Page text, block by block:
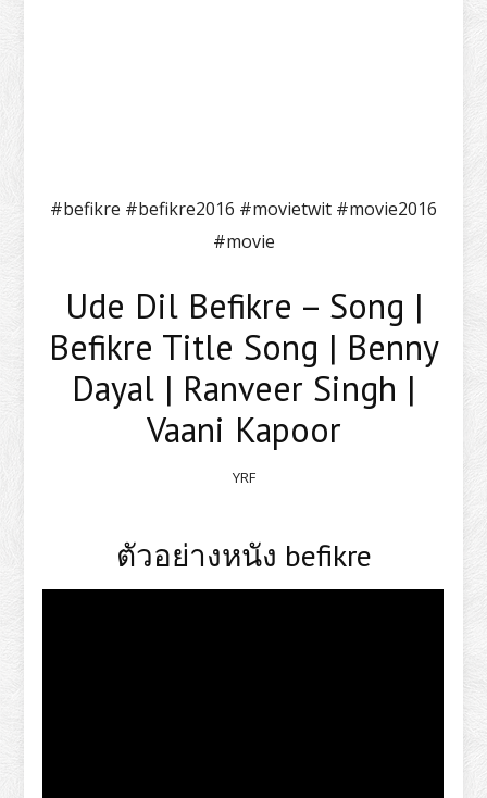
#befikre #befikre2016 #movietwit #movie2016
#movie
Ude Dil Befikre – Song |
Befikre Title Song | Benny
Dayal | Ranveer Singh |
Vaani Kapoor
YRF
ตัวอย่างหนัง befikre